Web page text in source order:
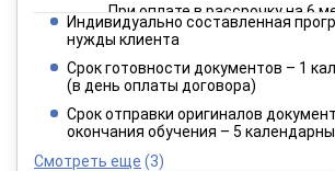
При оплате в рассрочку на 6
4 949 руб. /
При оплате в рассрочку на 12
Индивидуально составленная
нужды клиента
Срок готовности документов – 1
(в день оплаты договора)
Срок отправки оригиналов
окончания обучения – 5
Смотреть еще (3)